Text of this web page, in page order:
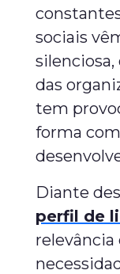
sociais
das
tem
forma
Diante
perfil de